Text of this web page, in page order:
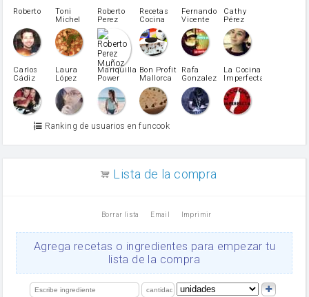
Opcional: Azúcar avainillado
patatas
pimiento rojo
Pimentón
pimiento verde
miel
vino blanco
Azúcar glass
Azúcar moreno
Zumo de limón
arroz
Ajos
salsa de soja
limón
Roberto
Toni
Michel
Caubet
Roberto
Perez
Muñoz
Recetas
Cocina
Fernando
Vicente
Cathy
Pérez
Carlos
Cádiz
Laura
López
Martínez
Mariquilla
Power
Bon Profit
Mallorca
Rafa
Gonzalez
La Cocina
Imperfecta
Ranking de usuarios en funcook
Lista de la compra
Borrar lista Email Imprimir
Agrega recetas o ingredientes para empezar tu
lista de la compra